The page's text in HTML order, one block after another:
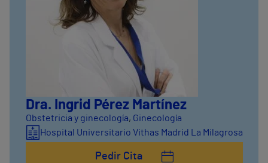
Dra. Ingrid Pérez Martínez
Obstetricia y ginecología, Ginecología
Hospital Universitario Vithas Madrid La Milagrosa
Pedir Cita